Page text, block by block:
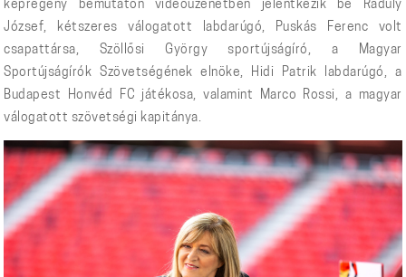
képregény bemutatón videóüzenetben jelentkezik be Raduly
József, kétszeres válogatott labdarúgó, Puskás Ferenc volt
csapattársa, Szöllősi György sportújságíró, a Magyar
Sportújságírók Szövetségének elnöke, Hidi Patrik labdarúgó, a
Budapest Honvéd FC játékosa, valamint Marco Rossi, a magyar
válogatott szövetségi kapitánya.